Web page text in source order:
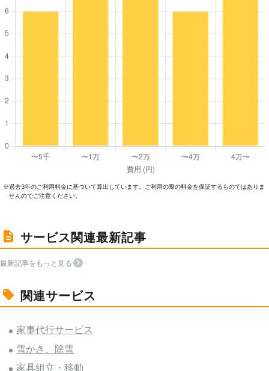
※過去3年のご利⽤料⾦に基づいて算出しています。ご利⽤の際の料⾦を保証するものではありま
せんのでご注意ください。
サービス関連最新記事
最新記事をもっと見る
関連サービス
家事代行サービス
雪かき、除雪
家具組立・移動